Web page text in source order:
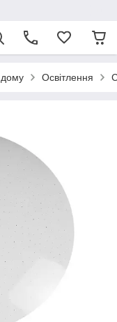
Освітлення